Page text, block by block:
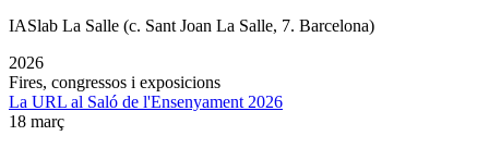
IASlab La Salle (c. Sant Joan La Salle, 7. Barcelona)
2026
Fires, congressos i exposicions
La URL al Saló de l'Ensenyament 2026
18 març